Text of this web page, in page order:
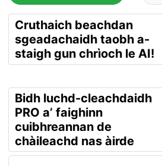
Cruthaich beachdan
sgeadachaidh taobh a-
staigh gun chrìoch le AI!
Bidh luchd-cleachdaidh
PRO a’ faighinn
cuibhreannan de
chàileachd nas àirde